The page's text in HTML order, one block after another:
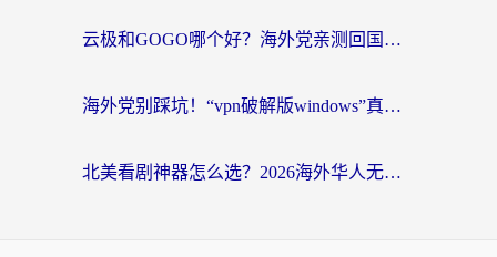
云极和GOGO哪个好？海外党亲测回国加速器选择指南（附iOS免费&Windows VPN实用技巧）
海外党别踩坑！“vpn破解版windows”真的能用？教你选对回国加速器无缝刷国内资源
北美看剧神器怎么选？2026海外华人无缝访问国内资源全攻略